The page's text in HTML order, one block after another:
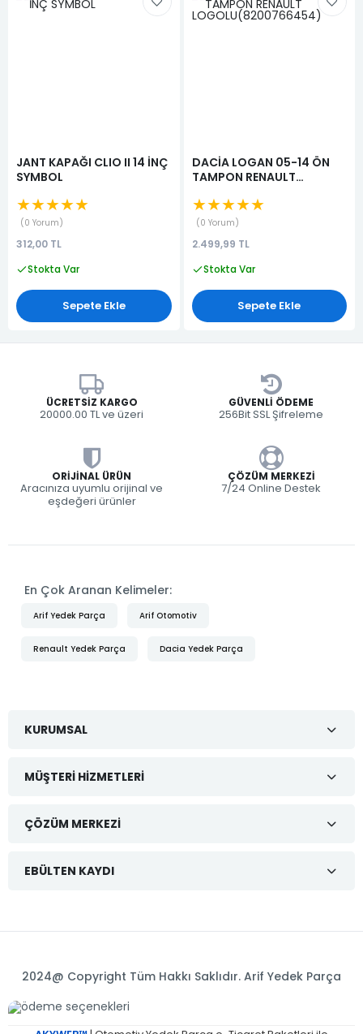
JANT KAPAĞI CLIO II 14 İNÇ
SYMBOL
★★★★★
0 Yorum
312,00 TL
Stokta Var
Sepete Ekle
DACİA LOGAN 05-14 ÖN
TAMPON RENAULT
★★★★★
0 Yorum
2.499,99 TL
Stokta Var
Sepete Ekle
ÜCRETSIZ KARGO
20000.00 TL ve üzeri
GÜVENLI ÖDEME
256Bit SSL Şifreleme
ORIJINAL ÜRÜN
Aracınıza uyumlu orijinal ve
eşdeğeri ürünler
ÇÖZÜM MERKEZI
7/24 Online Destek
En Çok Aranan Kelimeler:
Arif Yedek Parça Arif Otomotiv
Renault Yedek Parça Dacia Yedek Parça
KURUMSAL
MÜŞTERI HIZMETLERI
ÇÖZÜM MERKEZI
EBÜLTEN KAYDI
2024@ Copyright Tüm Hakkı Saklıdır. Arif Yedek Parça